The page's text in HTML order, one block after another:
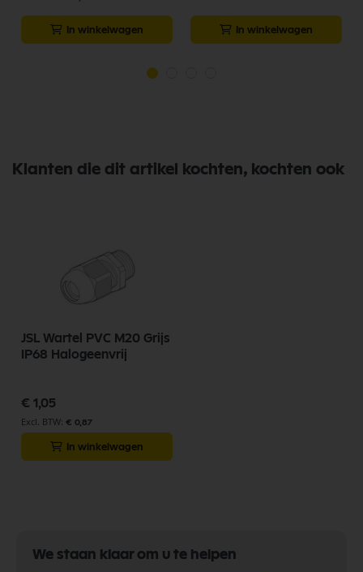
In winkelwagen In winkelwagen
Klanten die dit artikel kochten, kochten ook
JSL Wartel PVC M20 Grijs
IP68 Halogeenvrij
€ 1,05
€ 0,87
In winkelwagen
We staan klaar om u te helpen